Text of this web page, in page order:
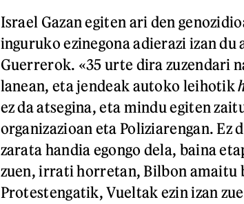
Israel Gazan egiten ari den
inguruko ezinegona adierazi izan du
Guerrerok. «35 urte dira zuzendari
lanean, eta jendeak autoko leihotik
ez da atsegina, eta mindu egiten
organizazioan eta Poliziarengan. Ez
zarata handia egongo dela, baina
zuen, irrati horretan, Bilbon amaitu
Protestengatik, Vueltak ezin izan